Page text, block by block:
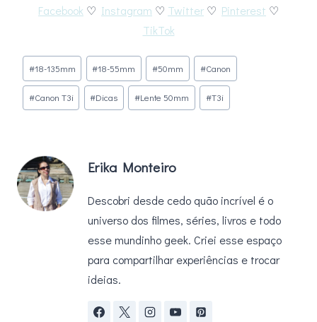
Facebook ♡ Instagram ♡ Twitter ♡ Pinterest ♡
TikTok
Tags
do
Post:
#18-135mm #18-55mm #50mm #Canon
#Canon T3i #Dicas #Lente 50mm #T3i
Erika Monteiro
Descobri desde cedo quão incrível é o
universo dos filmes, séries, livros e todo
esse mundinho geek. Criei esse espaço
para compartilhar experiências e trocar
ideias.